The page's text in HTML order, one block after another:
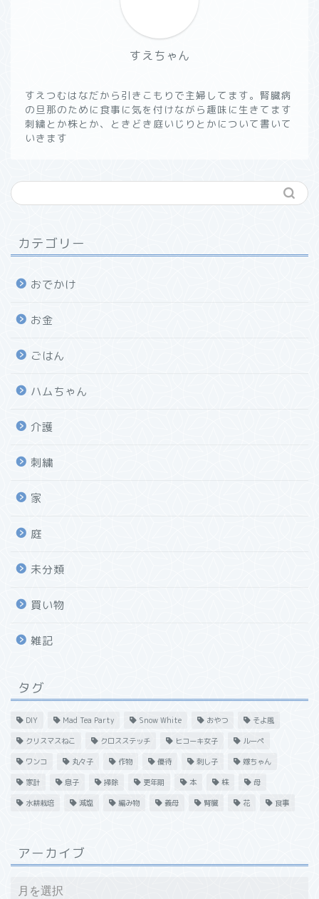
すえちゃん
すえつむはなだから引きこもりで主婦してます。腎臓病
の旦那のために食事に気を付けながら趣味に生きてます
刺繍とか株とか、ときどき庭いじりとかについて書いて
いきます
カテゴリー
おでかけ
お金
ごはん
ハムちゃん
介護
刺繍
家
庭
未分類
買い物
雑記
タグ
DIY Mad Tea Party Snow White おやつ そよ風
クリスマスねこ クロスステッチ ヒコーキ女子 ルーペ
ワンコ 丸々子 作物 優待 刺し子 嫁ちゃん
家計 息子 掃除 更年期 本 株 母
水耕栽培 減塩 編み物 義母 腎臓 花 食事
アーカイブ